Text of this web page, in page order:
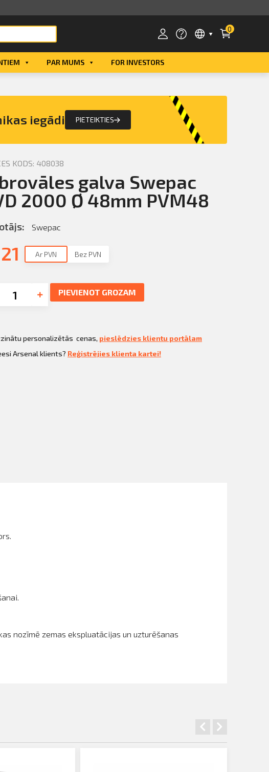
0
eParaksts
eParaksts mobile
PAR MUMS FOR INVESTORS
iegādi PIETEIKTIES
KODS: 408038
galva Swepac
2000 Ø 48mm PVM48
Swepac
Ar PVN Bez PVN
PIEVIENOT GROZAM
personalizētās cenas, pieslēdzies klientu portālam
Arsenal klients? Reģistrējies klienta kartei!
nozīmē zemas ekspluatācijas un uzturēšanas